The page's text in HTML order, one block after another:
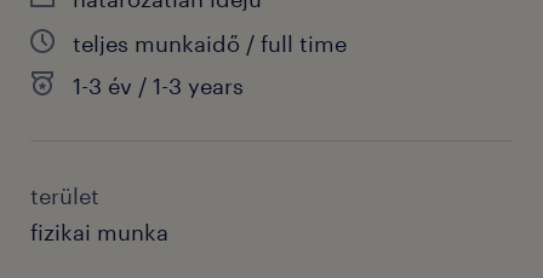
teljes munkaidő / full time
1-3 év / 1-3 years
terület
fizikai munka